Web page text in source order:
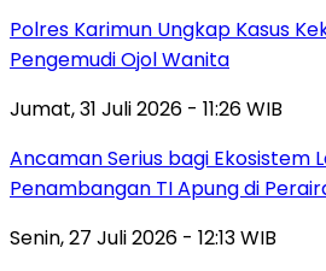
Polres Karimun Ungkap Kasus
Pengemudi Ojol Wanita
Jumat, 31 Juli 2026 - 11:26 WIB
Ancaman Serius bagi Ekosistem
Penambangan TI Apung di
Senin, 27 Juli 2026 - 12:13 WIB